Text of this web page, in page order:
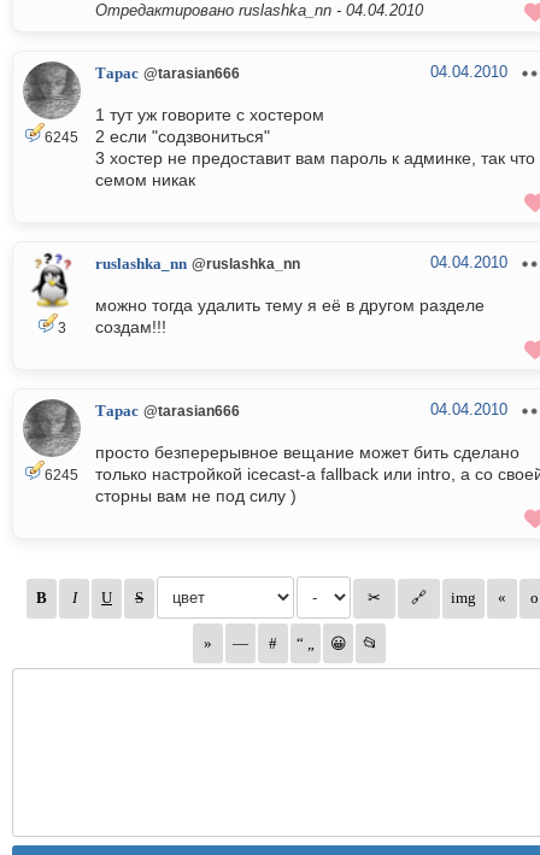
Отредактировано ruslashka_nn - 04.04.2010
6245
Тарас @tarasian666 04.04.2010
1 тут уж говорите с хостером
2 если "содзвониться"
3 хостер не предоставит вам пароль к админке, так что
семом никак
3
ruslashka_nn @ruslashka_nn 04.04.2010
можно тогда удалить тему я её в другом разделе
создам!!!
6245
Тарас @tarasian666 04.04.2010
просто безперерывное вещание может бить сделано
только настройкой icecast-а fallback или intro, а со
сторны вам не под силу )